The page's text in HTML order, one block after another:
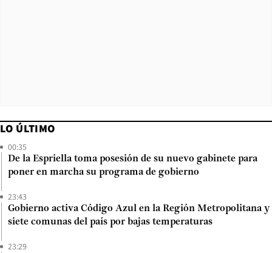
LO ÚLTIMO
00:35
De la Espriella toma posesión de su nuevo gabinete para
poner en marcha su programa de gobierno
23:43
Gobierno activa Código Azul en la Región Metropolitana y
siete comunas del país por bajas temperaturas
23:29